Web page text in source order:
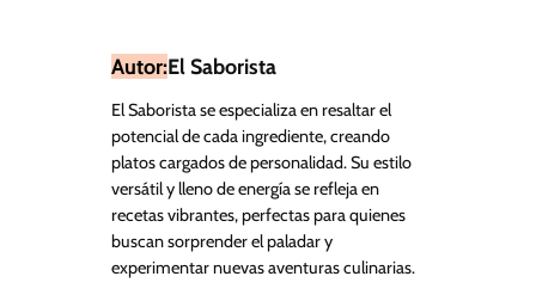
Autor:El Saborista
El Saborista se especializa en resaltar el
potencial de cada ingrediente, creando
platos cargados de personalidad. Su estilo
versátil y lleno de energía se refleja en
recetas vibrantes, perfectas para quienes
buscan sorprender el paladar y
experimentar nuevas aventuras culinarias.